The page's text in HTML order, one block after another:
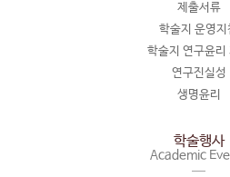
제출서류
학술지 운영지
학술지 연구윤리
연구진실성
생명윤리
학술행사
Academic